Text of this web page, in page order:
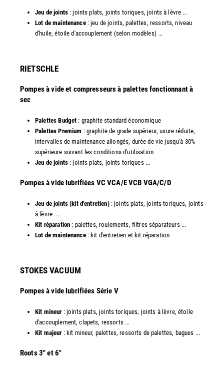
Jeu de joints: joints plats, joints toriques, joints à lèvre ...
Lot de maintenance: jeu de joints, palettes, ressorts, niveau
d'huile, étoile d'accouplement (selon modèles) ...​​
RIETSCHLE
Pompes à vide et compresseurs à palettes fonctionnant à
sec
Palettes Budget : graphite standard économique
Palettes Premium : graphite de grade supérieur, usure réduite,
intervalles de maintenance allongés, durée de vie jusqu'à 30%
supérieure suivant les conditions d'utilisation
Jeu de joints: joints plats, joints toriques ...
​Pompes à vide lubrifiées VC VCA/E VCB VGA/C/D
Jeu de joints (kit d'entretien) : joints plats, joints toriques, joints
à lèvre ...
Kit réparation : palettes, roulements, filtres séparateurs ...
Lot de maintenance: kit d'entretien et kit réparation​
STOKES VACUUM
Pompes à vide lubrifiées Série V
Kit mineur : joints plats, joints toriques, joints à lèvre, étoile
d'accouplement, clapets, ressorts ...
Kit majeur : kit mineur, palettes, ressorts de palettes, bagues ...
​Roots 3" et 6"